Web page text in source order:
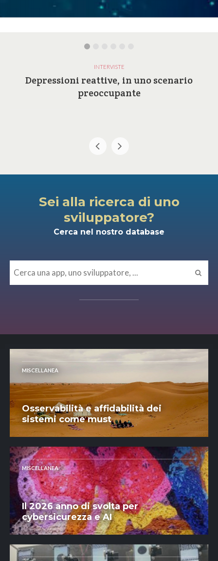
INTERVISTE
Depressioni reattive, in uno scenario
preoccupante
Sei alla ricerca di uno
sviluppatore?
Cerca nel nostro database
MISCELLANEA
Osservabilità e affidabilità dei
sistemi come must
MISCELLANEA
Il 2026 anno di svolta per
cybersicurezza e AI